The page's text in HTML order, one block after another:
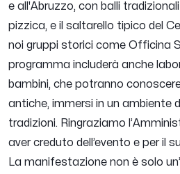
e all'Abruzzo, con balli
pizzica, e il saltarello tipico del
noi gruppi storici come Officina
programma includerà anche
bambini, che potranno
antiche, immersi in un ambiente
tradizioni. Ringraziamo
aver creduto dell’evento e per il
La manifestazione non è solo